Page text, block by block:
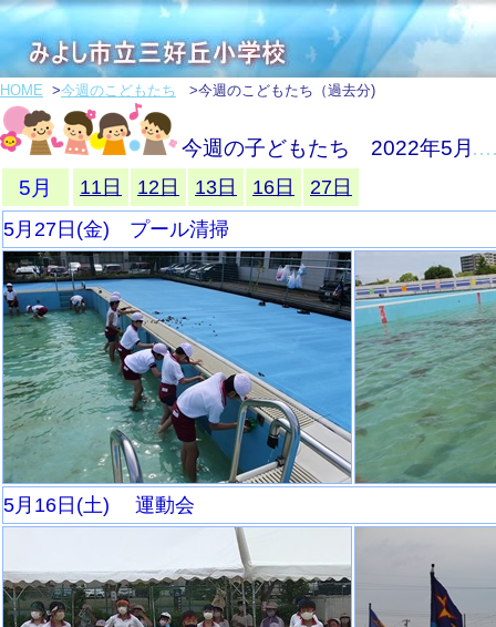
HOME >今週のこどもたち >今週のこどもたち（過去分)
今週の子どもたち 2022年5月
5月
11日 12日 13日 16日
27日
5月27日(金) プール清掃
5月16日(土) 運動会